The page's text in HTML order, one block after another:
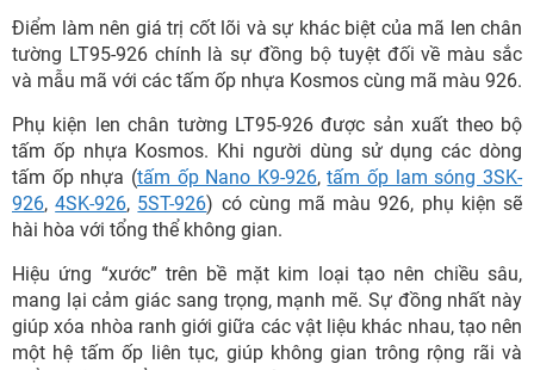
Điểm làm nên giá trị cốt lõi và sự khác biệt của mã len chân
tường LT95-926 chính là sự đồng bộ tuyệt đối về màu sắc
và mẫu mã với các tấm ốp nhựa Kosmos cùng mã màu 926.
Phụ kiện len chân tường LT95-926 được sản xuất theo bộ
tấm ốp nhựa Kosmos. Khi người dùng sử dụng các dòng
tấm ốp nhựa (tấm ốp Nano K9-926,tấm ốp lam sóng 3SK-
926,4SK-926, 5ST-926) có cùng mã màu 926, phụ kiện sẽ
hài hòa với tổng thể không gian.
Hiệu ứng “xước” trên bề mặt kim loại tạo nên chiều sâu,
mang lại cảm giác sang trọng, mạnh mẽ. Sự đồng nhất này
giúp xóa nhòa ranh giới giữa các vật liệu khác nhau, tạo nên
một hệ tấm ốp liên tục, giúp không gian trông rộng rãi và